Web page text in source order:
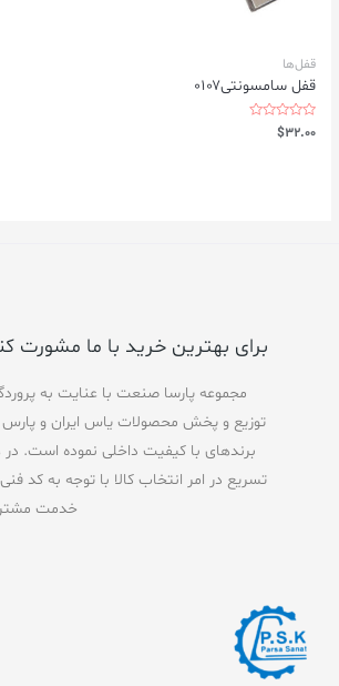
قفل‌ها
قفل سامسونتی۰۱۰۷
Rated
0
$32.00
برای بهترین خرید با ما مشورت
مجموعه پارسا صنعت با عنایت به
توزیع و پخش محصولات یاس ایران و
برندهای با کیفیت داخلی نموده است.
تسریع در امر انتخاب کالا با توجه به کد
خدمت